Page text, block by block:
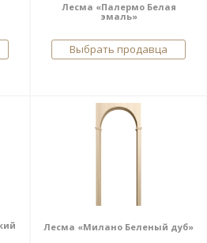
Лесма «Палермо Белая
эмаль»
Выбрать продавца
Лесма «Милано Беленый дуб»